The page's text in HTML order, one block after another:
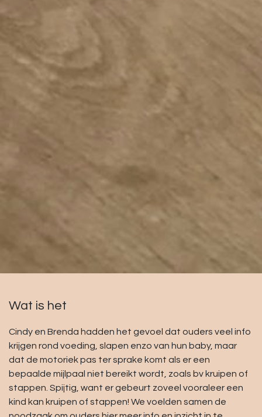
Wat is het
Cindy en Brenda hadden het gevoel dat ouders veel info
krijgen rond voeding, slapen enzo van hun baby, maar
dat de motoriek pas ter sprake komt als er een
bepaalde mijlpaal niet bereikt wordt, zoals bv kruipen of
stappen. Spijtig, want er gebeurt zoveel vooraleer een
kind kan kruipen of stappen! We voelden samen de